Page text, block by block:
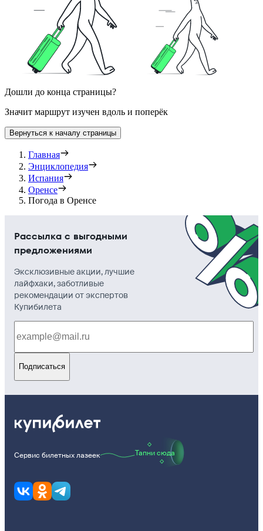
Дошли до конца страницы?
Значит маршрут изучен вдоль и поперёк
Вернуться к началу страницы
Главная
Энциклопедия
Испания
Оренсе
Погода в Оренсе
Рассылка с выгодными
предложениями
Эксклюзивные акции, лучшие
лайфхаки, заботливые
рекомендации от экспертов
Купибилета
Подписаться
Сервис билетных лазеек Тапни сюда